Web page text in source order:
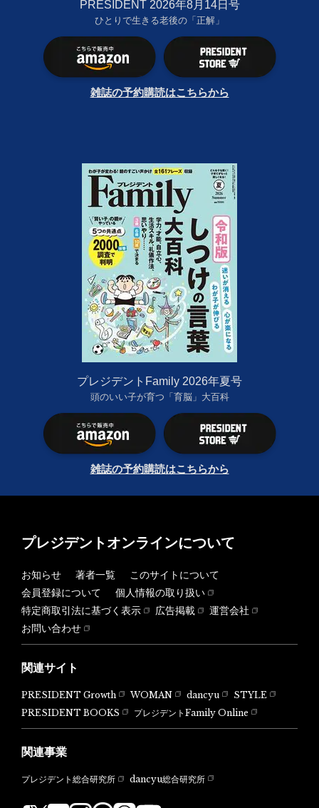
PRESIDENT 2026年8月14日号
ひとりで生きる老後の「正解」
雑誌の予約購読はこちらから
プレジデントFamily 2026年夏号
頭のいい子が育つ「育脳」大百科
雑誌の予約購読はこちらから
プレジデントオンラインについて
お知らせ 著者一覧
このサイトについて
会員登録について
個人情報の取り扱い
特定商取引法に基づく表示
広告掲載
運営会社
お問い合わせ
関連サイト
PRESIDENT Growth WOMAN dancyu
STYLE
PRESIDENT BOOKS
プレジデントFamily Online
関連事業
プレジデント総合研究所 dancyu総合研究所